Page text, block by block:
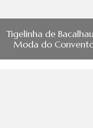
Tigelinha de
Moda do